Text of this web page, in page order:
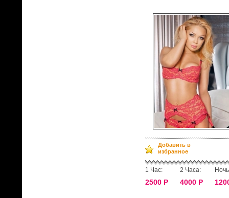
Добавить в
избранное
1 Час:
2500 Р
2 Часа:
4000 Р